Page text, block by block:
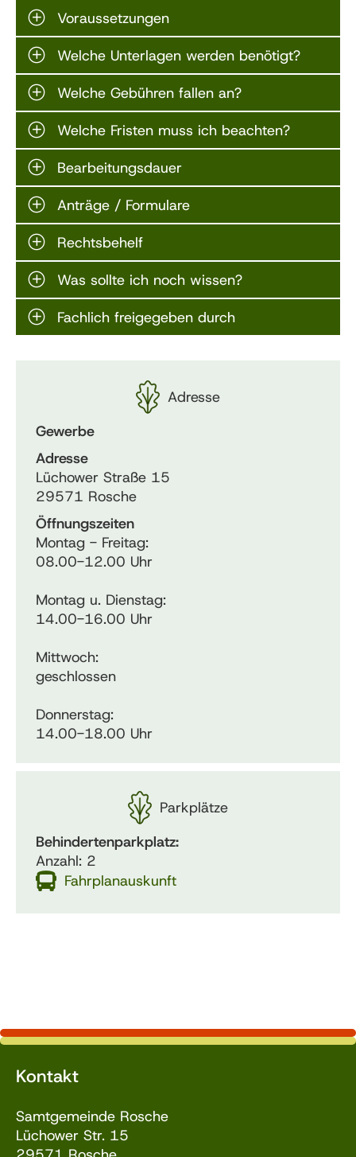
Voraussetzungen
Welche Unterlagen werden benötigt?
Welche Gebühren fallen an?
Welche Fristen muss ich beachten?
Bearbeitungsdauer
Anträge / Formulare
Rechtsbehelf
Was sollte ich noch wissen?
Fachlich freigegeben durch
Adresse
Gewerbe
Adresse
Lüchower Straße 15
29571 Rosche
Öffnungszeiten
Montag - Freitag:
08.00-12.00 Uhr
Montag u. Dienstag:
14.00-16.00 Uhr
Mittwoch:
geschlossen
Donnerstag:
14.00-18.00 Uhr
Parkplätze
Behindertenparkplatz:
Anzahl: 2
Fahrplanauskunft
Kontakt
Samtgemeinde Rosche
Lüchower Str. 15